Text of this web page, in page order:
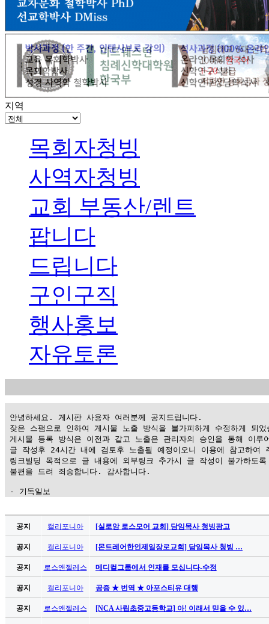
지역
목회자청빙
사역자청빙
교회 부동산/렌트
팝니다
드립니다
구인구직
행사홍보
자유토론
안녕하세요. 게시판 사용자 여러분께 공지드립니다.
잦은 스팸으로 인하여 게시물 노출 방식을 불가피하게 수정하게 되었
게시물 등록 방식은 이전과 같고 노출은 관리자의 승인을 통해 이루
글 작성후 24시간 내에 검토후 노출될 예정이오니 이용에 참고하여
링크빌딩 목적으로 글 내용에 외부링크 추가시 글 작성이 불가하도
불편을 드려 죄송합니다. 감사합니다.
- 기독일보
만
꼴
공지 캘리포니아 [실로암 로스모어 교회] 담임목사 청빙광고
공지 캘리포니아 [몬트레어한인제일장로교회] 담임목사 청빙 …
공지 로스앤젤레스 메디컬그룹에서 인재를 모십니다-수정
공지 캘리포니아 공증 ★ 번역 ★ 아포스티유 대행
공지 로스앤젤레스 [NCA 사립초중고등학교] 아! 이래서 믿을 수 있…